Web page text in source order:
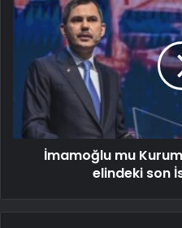
İmamoğlu mu
elindeki son